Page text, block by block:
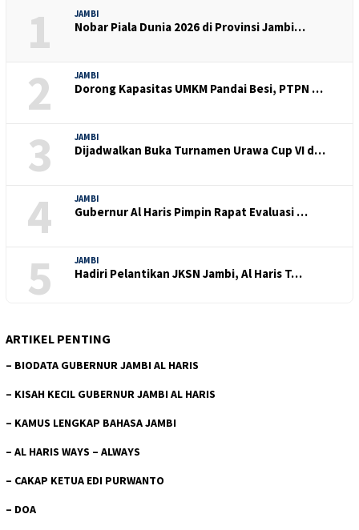
1 JAMBI
Nobar Piala Dunia 2026 di Provinsi Jambi…
2 JAMBI
Dorong Kapasitas UMKM Pandai Besi, PTPN …
3 JAMBI
Dijadwalkan Buka Turnamen Urawa Cup VI d…
4 JAMBI
Gubernur Al Haris Pimpin Rapat Evaluasi …
5 JAMBI
Hadiri Pelantikan JKSN Jambi, Al Haris T…
ARTIKEL PENTING
– BIODATA GUBERNUR JAMBI AL HARIS
– KISAH KECIL GUBERNUR JAMBI AL HARIS
– KAMUS LENGKAP BAHASA JAMBI
– AL HARIS WAYS – ALWAYS
– CAKAP KETUA EDI PURWANTO
– DOA